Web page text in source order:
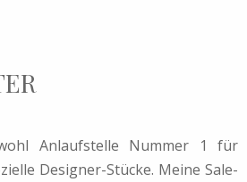
Anlaufstelle Nummer 1 für
Designer-Stücke. Meine Sale-